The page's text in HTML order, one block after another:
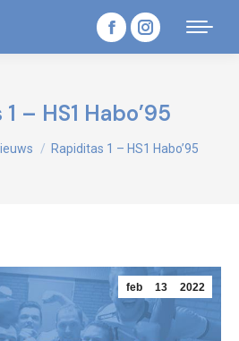
Facebook
opens
new
Instagram
opens
new
– HS1 Habo’95
Rapiditas 1 – HS1 Habo’95
feb 13 2022